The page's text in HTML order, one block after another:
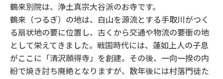
鶴来別院は、浄土真宗大谷派のお寺です。
鶴来（つるぎ）の地は、白山を源流とする手取川がつく
る扇状地の要に位置し、古くから交通や物流の要衝の地
として栄えてきました。戦国時代には、蓮如上人の子息
がここに「清沢願得寺」を創建。その後、一向一揆の内
紛で焼き討ち廃絶となりますが、数年後には村落門徒た